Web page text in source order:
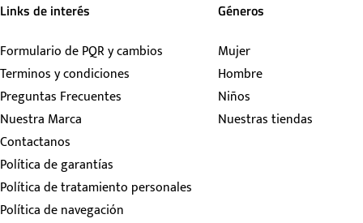
Links de interés
Formulario de PQR y cambios
Terminos y condiciones
Preguntas Frecuentes
Nuestra Marca
Contactanos
Política de garantías
Política de tratamiento personales
Política de navegación
Géneros
Mujer
Hombre
Niños
Nuestras tiendas